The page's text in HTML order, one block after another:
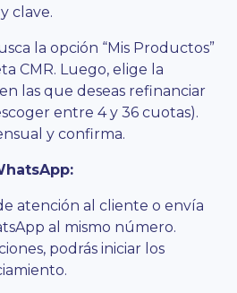
clave.
la opción “Mis Productos”
CMR. Luego, elige la
las que deseas refinanciar
entre 4 y 36 cuotas).
y confirma​.
atención al cliente o envía
al mismo número.
podrás iniciar los